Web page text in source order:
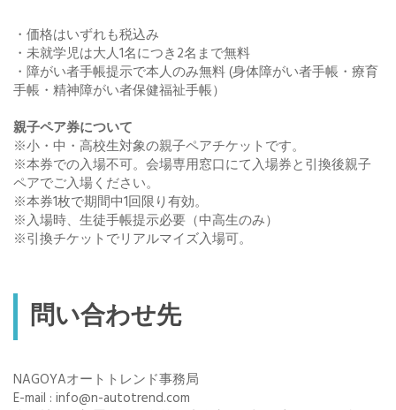
・価格はいずれも税込み
・未就学児は大人1名につき2名まで無料
・障がい者手帳提示で本人のみ無料 (身体障がい者手帳・療育
手帳・精神障がい者保健福祉手帳）
親子ペア券について
※小・中・高校生対象の親子ペアチケットです。
※本券での入場不可。会場専用窓口にて入場券と引換後親子
ペアでご入場ください。
※本券1枚で期間中1回限り有効。
※入場時、生徒手帳提示必要（中高生のみ）
※引換チケットでリアルマイズ入場可。
問い合わせ先
NAGOYAオートトレンド事務局
E-mail : info@n-autotrend.com